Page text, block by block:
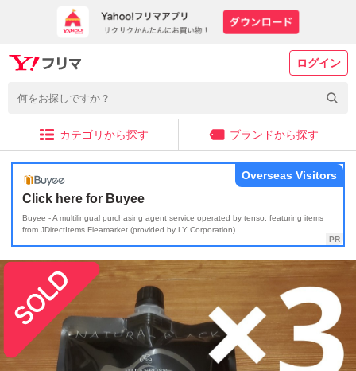
ログイン
カテゴリから探す ブランドから探す
Click here for Buyee
Buyee - A multilingual purchasing agent service operated by tenso, featuring items
from JDirectItems Fleamarket (provided by LY Corporation)
Overseas Visitors